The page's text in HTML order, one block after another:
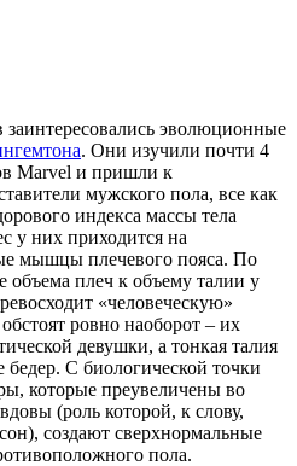
заинтересовались эволюционные
. Они изучили почти 4
Marvel и пришли к
мужского пола, все как
индекса массы тела
у них приходится на
мышцы плечевого пояса. По
объема плеч к объему талии у
«человеческую»
ровно наоборот – их
девушки, а тонкая талия
С биологической точки
которые преувеличены во
(роль которой, к слову,
создают сверхнормальные
пола.